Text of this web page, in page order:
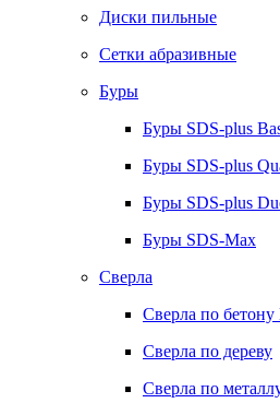
Диски пильные
Сетки абразивные
Буры
Буры SDS-plus
Буры SDS-plus
Буры SDS-plus
Буры SDS-Max
Сверла
Сверла по
Сверла по дереву
Сверла по